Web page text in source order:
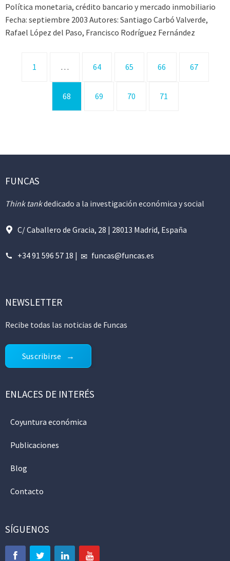
Política monetaria, crédito bancario y mercado inmobiliario
Fecha: septiembre 2003 Autores: Santiago Carbó Valverde,
Rafael López del Paso, Francisco Rodríguez Fernández
1 … 64 65 66 67
68 69 70 71
FUNCAS
Think tankdedicado a la investigación económica y social
C/ Caballero de Gracia, 28 | 28013 Madrid, España
+34 91 596 57 18 | funcas@funcas.es
NEWSLETTER
Recibe todas las noticias de Funcas
Suscribirse
ENLACES DE INTERÉS
Coyuntura económica
Publicaciones
Blog
Contacto
SÍGUENOS